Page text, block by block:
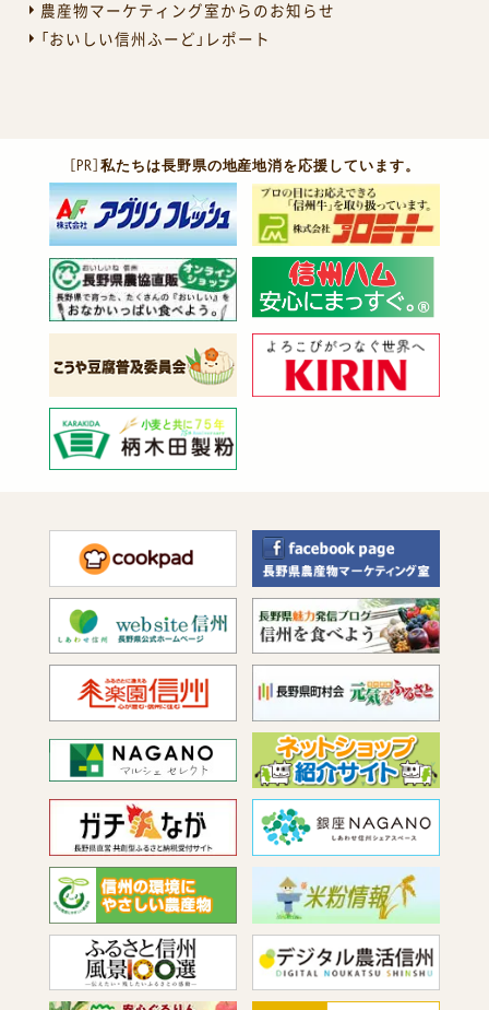
農産物マーケティング室からのお知らせ
「おいしい信州ふーど」レポート
［PR］私たちは長野県の地産地消を応援しています。